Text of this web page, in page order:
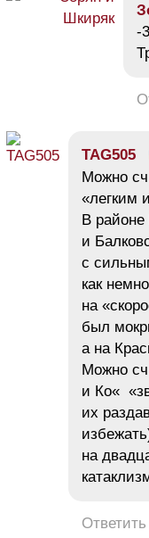
-3
TAG505
Можно
«легким
В районе
и
с
как
на
был
а на
Можно
и Ко«
их
на
Ответить